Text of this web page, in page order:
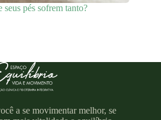
seus pés sofrem tanto?
a se movimentar melhor, se